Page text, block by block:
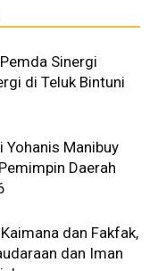
Sinergi
di Teluk Bintuni
Yohanis Manibuy
Daerah
dan Fakfak,
dan Iman